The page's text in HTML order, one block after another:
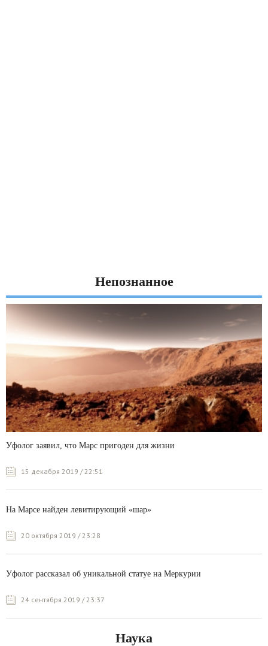
Непознанное
Уфолог заявил, что Марс пригоден для жизни
15 декабря 2019 / 22:51
На Марсе найден левитирующий «шар»
20 октября 2019 / 23:28
Уфолог рассказал об уникальной статуе на Меркурии
24 сентября 2019 / 23:37
Наука